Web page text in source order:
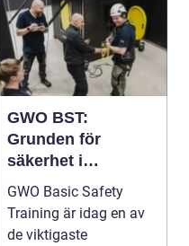
GWO BST:
Grunden för
säkerhet i
vindkraftsbransche
n
GWO Basic Safety
Training är idag en av
de viktigaste